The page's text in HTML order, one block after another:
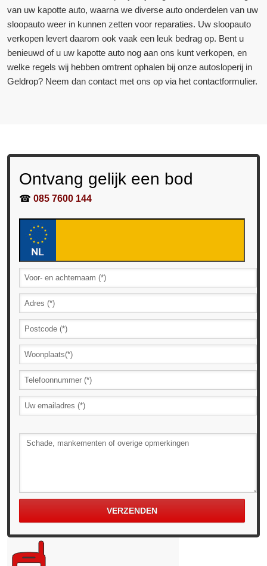
van uw kapotte auto, waarna we diverse auto onderdelen van uw
sloopauto weer in kunnen zetten voor reparaties. Uw sloopauto
verkopen levert daarom ook vaak een leuk bedrag op. Bent u
benieuwd of u uw kapotte auto nog aan ons kunt verkopen, en
welke regels wij hebben omtrent ophalen bij onze autosloperij in
Geldrop? Neem dan contact met ons op via het contactformulier.
Ontvang gelijk een bod
☎ 085 7600 144